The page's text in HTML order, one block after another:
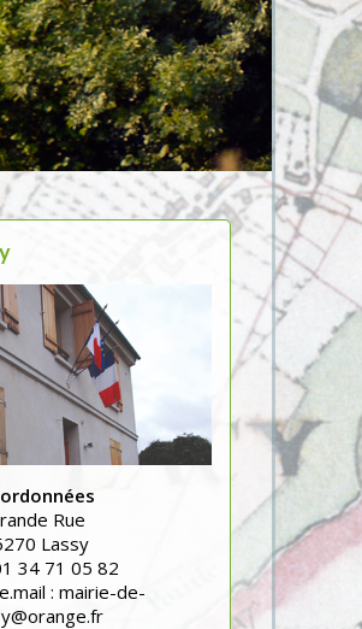
Rue
Lassy
34 71 05 82
: mairie-de-